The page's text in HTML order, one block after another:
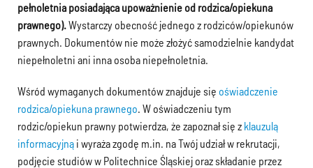
pełnoletnia posiadająca upoważnienie od rodzica/opiekuna
prawnego).Wystarczy obecność jednego z rodziców/opiekunów
prawnych. Dokumentów nie może złożyć samodzielnie kandydat
niepełnoletni ani inna osoba niepełnoletnia.
Wśród wymaganych dokumentów znajduje się oświadczenie
rodzica/opiekuna prawnego. W oświadczeniu tym
rodzic/opiekun prawny potwierdza, że zapoznał się z klauzulą
informacyjną i wyraża zgodę m.in. na Twój udział w rekrutacji,
podjęcie studiów w Politechnice Śląskiej oraz składanie przez